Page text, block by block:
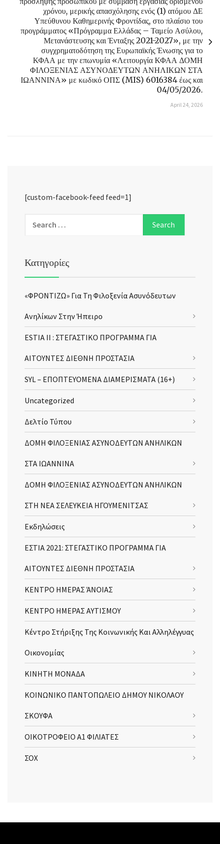
χρόνου, μερικής απασχόλησης ενός (1) ατόμου ΔΕ
Υπεύθυνου Καθημερινής Φροντίδας, στο πλαίσιο του
προγράμματος «Πρόγραμμα Ελλάδας – Ταμείο Ασύλου,
Μετανάστευσης και Ένταξης 2021-2027», με την
συγχρηματοδότηση της Ευρωπαϊκής Ένωσης για το
ΚΦΑΑ με την επωνυμία «Λειτουργία ΚΦΑΑ ΔΟΜΗ
ΦΙΛΟΞΕΝΙΑΣ ΑΣΥΝΟΔΕΥΤΩΝ ΑΝΗΛΙΚΩΝ ΣΤΑ
ΙΩΑΝΝΙΝΑ» με κωδικό ΟΠΣ (MIS) 6016384 έως και
04/05/2026.
April 24, 2026
[custom-facebook-feed feed=1]
Κατηγορίες
«ΦΡΟΝΤΙΖΩ» Για Τη Φιλοξενία Ασυνόδευτων
Ανηλίκων Στην Ήπειρο
ESTIA II : ΣΤΕΓΑΣΤΙΚΟ ΠΡΟΓΡΑΜΜΑ ΓΙΑ
ΑΙΤΟΥΝΤΕΣ ΔΙΕΘΝΗ ΠΡΟΣΤΑΣΙΑ
SYL – ΕΠΟΠΤΕΥΟΜΕΝΑ ΔΙΑΜΕΡΙΣΜΑΤΑ (16+)
Uncategorized
Δελτίο Τύπου
ΔΟΜΗ ΦΙΛΟΞΕΝΙΑΣ ΑΣΥΝΟΔΕΥΤΩΝ ΑΝΗΛΙΚΩΝ
ΣΤΑ ΙΩΑΝΝΙΝΑ
ΔΟΜΗ ΦΙΛΟΞΕΝΙΑΣ ΑΣΥΝΟΔΕΥΤΩΝ ΑΝΗΛΙΚΩΝ
ΣΤΗ ΝΕΑ ΣΕΛΕΥΚΕΙΑ ΗΓΟΥΜΕΝΙΤΣΑΣ
Εκδηλώσεις
ΕΣΤΙΑ 2021: ΣΤΕΓΑΣΤΙΚΟ ΠΡΟΓΡΑΜΜΑ ΓΙΑ
ΑΙΤΟΥΝΤΕΣ ΔΙΕΘΝΗ ΠΡΟΣΤΑΣΙΑ
ΚΕΝΤΡΟ ΗΜΕΡΑΣ ΆΝΟΙΑΣ
ΚΕΝΤΡΟ ΗΜΕΡΑΣ ΑΥΤΙΣΜΟΥ
Κέντρο Στήριξης Της Κοινωνικής Και Αλληλέγγυας
Οικονομίας
ΚΙΝΗΤΗ ΜΟΝΑΔΑ
ΚΟΙΝΩΝΙΚΟ ΠΑΝΤΟΠΩΛΕΙΟ ΔΗΜΟΥ ΝΙΚΟΛΑΟΥ
ΣΚΟΥΦΑ
ΟΙΚΟΤΡΟΦΕΙΟ Α1 ΦΙΛΙΑΤΕΣ
ΣΟΧ